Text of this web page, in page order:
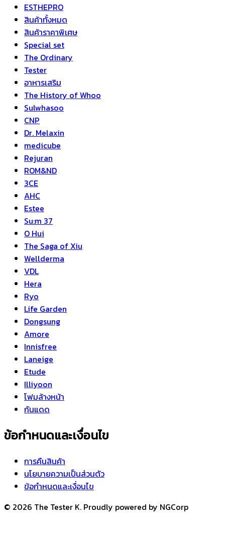
ESTHEPRO
สินค้าทั้งหมด
สินค้าราคาพิเศษ
Special set
The Ordinary
Tester
อาหารเสริม
The History of Whoo
Sulwhasoo
CNP
Dr. Melaxin
medicube
Rejuran
ROM&ND
3CE
AHC
Estee
Su:m 37
O Hui
The Saga of Xiu
Wellderma
VDL
Hera
Ryo
Life Garden
Dongsung
Amore
Innisfree
Laneige
Etude
Illiyoon
โฟมล้างหน้า
กันแดด
ข้อกำหนดและเงื่อนไข
การคืนสินค้า
นโยบายความเป็นส่วนตัว
ข้อกำหนดและเงื่อนไข
© 2026 The Tester K. Proudly powered by NGCorp